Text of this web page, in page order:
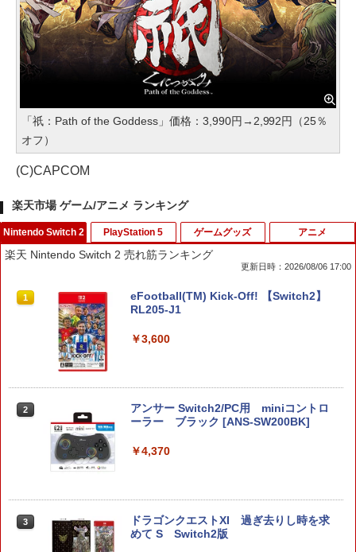
「祇：Path of the Goddess」価格：3,990円→2,992円（25％
オフ）
(C)CAPCOM
楽天市場 ゲーム/アニメ ランキング
Nintendo Switch 2
楽天 Nintendo Switch 2 売れ筋ランキング
更新日時：2026/08/06 17:00
1
eFootball(TM) Kick-Off! 【Switch2】
RL205-J1
￥3,600
2
アンサー Switch2/PC用 miniコントロ
ーラー ブラック [ANS-SW200BK]
￥4,370
3
ドラゴンクエストXI 過ぎ去りし時を求
めて S Switch2版
PlayStation 5 ゲームグッズ アニメ